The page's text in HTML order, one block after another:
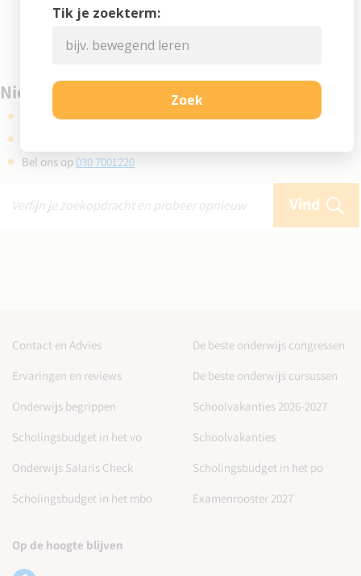
Niet gevonden wat je zocht?
Kijk eens bij de veelgestelde vragen
Bel ons op030 7001220
Vind
Contact en Advies
De beste onderwijs congressen
Ervaringen en reviews
De beste onderwijs cursussen
Onderwijs begrippen
Schoolvakanties 2026-2027
Scholingsbudget in het vo
Schoolvakanties
Onderwijs Salaris Check
Scholingsbudget in het po
Scholingsbudget in het mbo
Examenrooster 2027
Op de hoogte blijven